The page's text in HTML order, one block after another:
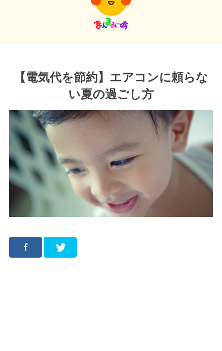
【電気代を節約】エアコンに頼らな
い夏の過ごし方